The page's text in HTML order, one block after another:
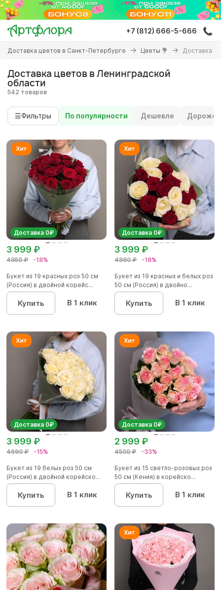
Перейти
основному
содержанию
+7 (812) 666-5-666
Вы
здесь
Доставка цветов в Санкт-Петербурге Цветы 💐 Доставка
Доставка цветов в Ленинградской
области
542 товаров
☰Фильтры По популярности Дешевле Дороже
Доставка 0₽
4850 ₽ -18%
3 999 ₽
Букет из 19 красных роз 50 см
(Россия) в двойной корейс...
Купить В 1 клик
Доставка 0₽
4880 ₽ -18%
3 999 ₽
Букет из 19 красных и белых роз
50 см (Россия) в двойно...
Купить В 1 клик
Доставка 0₽
4690 ₽ -15%
3 999 ₽
Букет из 19 белых роз 50 см
(Россия) в двойной корейско...
Купить В 1 клик
Доставка 0₽
4500 ₽ -33%
2 999 ₽
Букет из 15 светло-розовых роз
50 см (Кения) в корейско...
Купить В 1 клик